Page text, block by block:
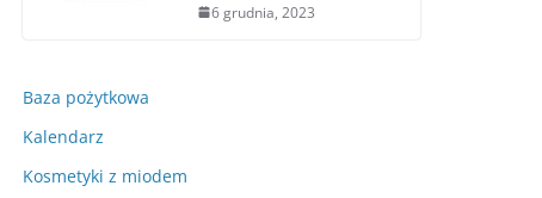
6 grudnia, 2023
Baza pożytkowa
Kalendarz
Kosmetyki z miodem